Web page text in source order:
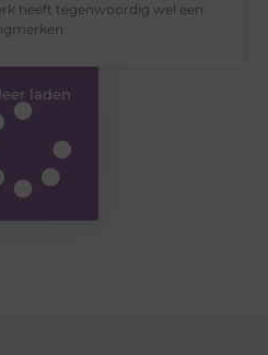
heeft tegenwoordig wel een
laden